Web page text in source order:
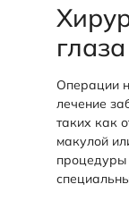
глаза
Операции
лечение
таких как
макулой
процедуры